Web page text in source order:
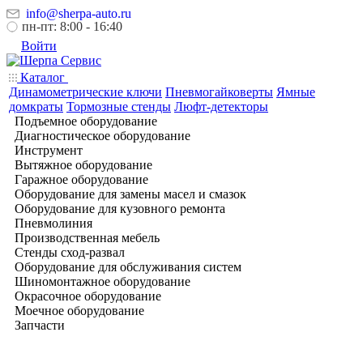
info@sherpa-auto.ru
пн-пт: 8:00 - 16:40
Войти
Каталог
Динамометрические ключи Пневмогайковерты Ямные
домкраты Тормозные стенды Люфт-детекторы
Подъемное оборудование
Диагностическое оборудование
Инструмент
Вытяжное оборудование
Гаражное оборудование
Оборудование для замены масел и смазок
Оборудование для кузовного ремонта
Пневмолиния
Производственная мебель
Стенды сход-развал
Оборудование для обслуживания систем
Шиномонтажное оборудование
Окрасочное оборудование
Моечное оборудование
Запчасти